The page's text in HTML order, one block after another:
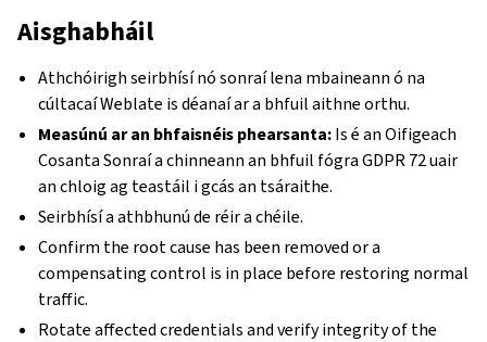
Aisghabháil
Athchóirigh seirbhísí nó sonraí lena mbaineann ó na
cúltacaí Weblate is déanaí ar a bhfuil aithne orthu.
Measúnú ar an bhfaisnéis phearsanta:Is é an Oifigeach
Cosanta Sonraí a chinneann an bhfuil fógra GDPR 72 uair
an chloig ag teastáil i gcás an tsáraithe.
Seirbhísí a athbhunú de réir a chéile.
Confirm the root cause has been removed or a
compensating control is in place before restoring normal
traffic.
Rotate affected credentials and verify integrity of the